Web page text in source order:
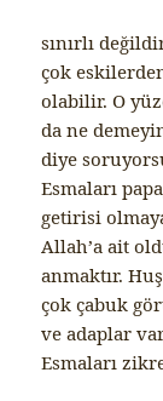
sınırlı
çok
olabilir. O
da ne
diye
Esmaları
getirisi
Allah’a ait
anmaktır.
çok çabuk
ve adaplar
Esmaları